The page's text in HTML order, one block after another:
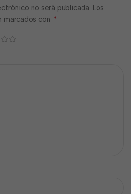
no será publicada. Los
marcados con *